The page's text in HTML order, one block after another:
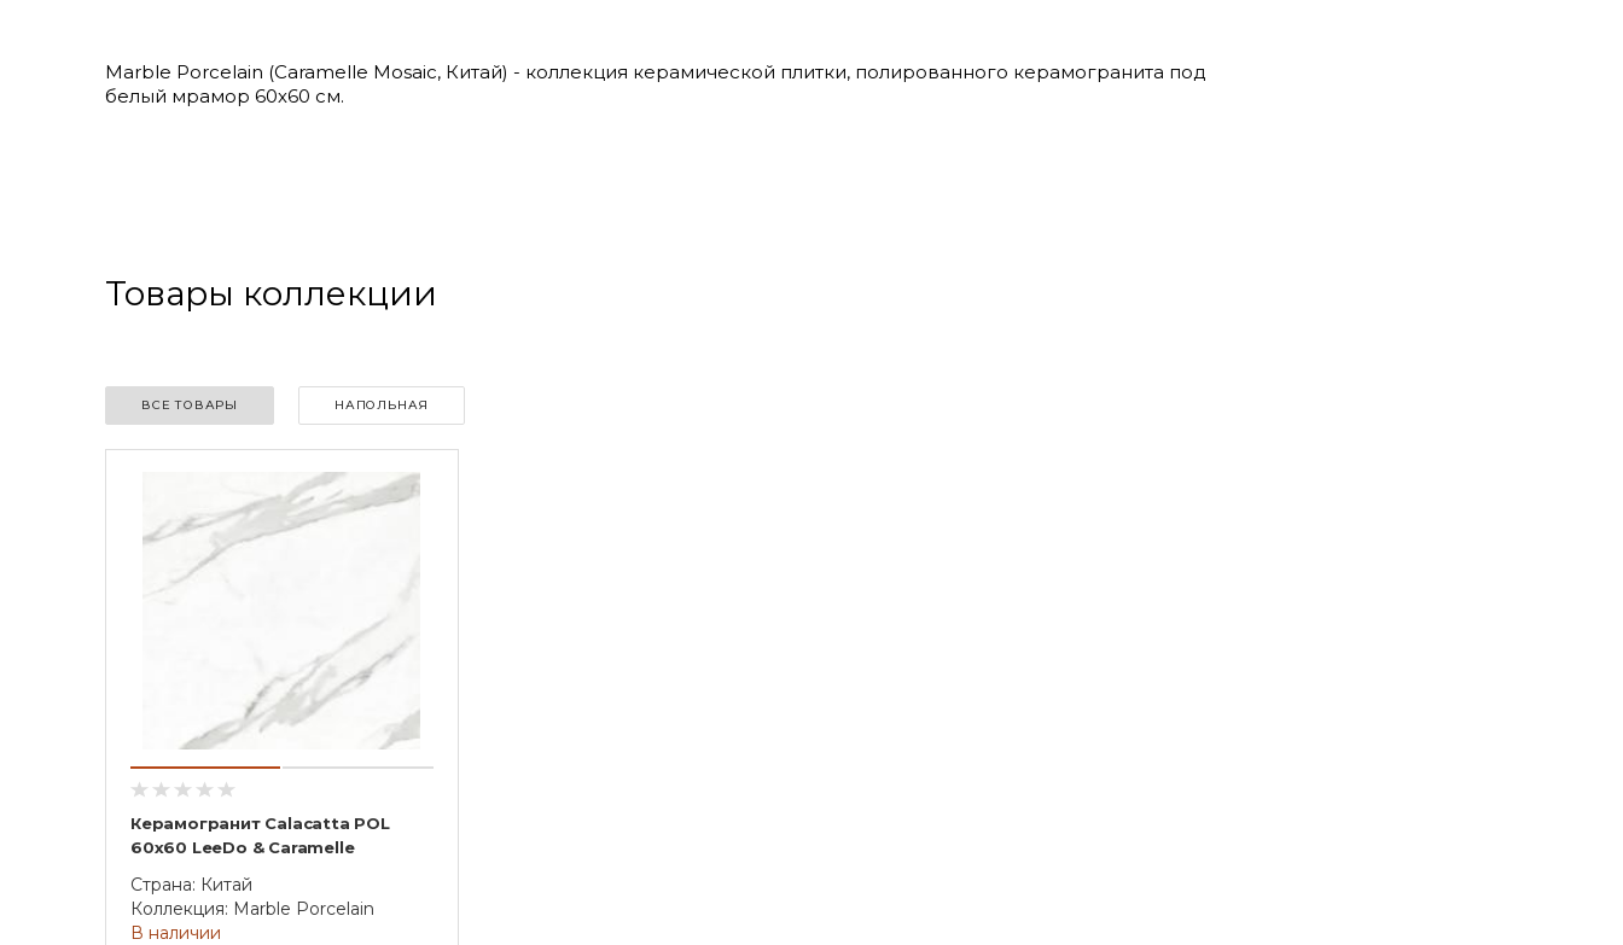
Marble Porcelain (Caramelle Mosaic, Китай) - коллекция керамической плитки, полированного керамогранита под
белый мрамор 60х60 см.
Товары коллекции
ВСЕ ТОВАРЫ НАПОЛЬНАЯ
Керамогранит Calacatta POL
60x60 LeeDo & Caramelle
Страна: Китай
Коллекция: Marble Porcelain
В наличии